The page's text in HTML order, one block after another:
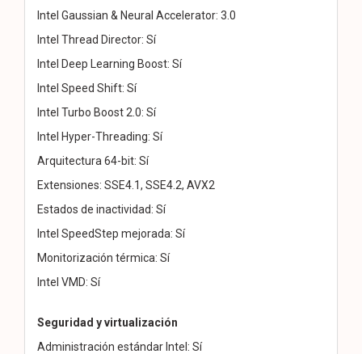
Intel Gaussian & Neural Accelerator: 3.0
Intel Thread Director: Sí
Intel Deep Learning Boost: Sí
Intel Speed Shift: Sí
Intel Turbo Boost 2.0: Sí
Intel Hyper-Threading: Sí
Arquitectura 64-bit: Sí
Extensiones: SSE4.1, SSE4.2, AVX2
Estados de inactividad: Sí
Intel SpeedStep mejorada: Sí
Monitorización térmica: Sí
Intel VMD: Sí
Seguridad y virtualización
Administración estándar Intel: Sí